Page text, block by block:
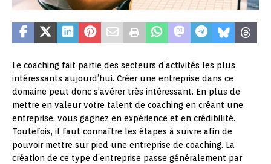
Le coaching fait partie des secteurs d’activités les plus
intéressants aujourd’hui. Créer une entreprise dans ce
domaine peut donc s’avérer très intéressant. En plus de
mettre en valeur votre talent de coaching en créant une
entreprise, vous gagnez en expérience et en crédibilité.
Toutefois, il faut connaître les étapes à suivre afin de
pouvoir mettre sur pied une entreprise de coaching. La
création de ce type d’entreprise passe généralement par